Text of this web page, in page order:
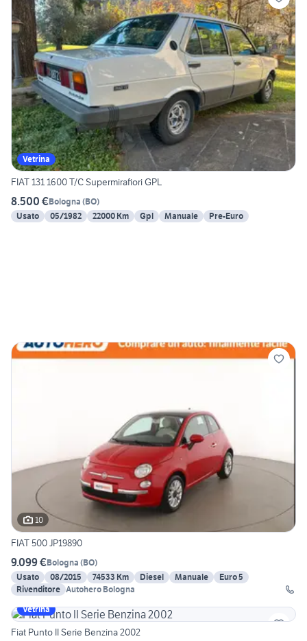
Vetrina
FIAT 131 1600 T/C Supermirafiori GPL
8.500 €Bologna (BO)
Usato
05/1982 22000 Km Gpl Manuale Pre-Euro
10
FIAT 500 JP19890
9.099 €Bologna (BO)
Usato
08/2015 74533 Km Diesel Manuale
Euro 5
Rivenditore Autohero Bologna
Vetrina
Fiat Punto II Serie Benzina 2002